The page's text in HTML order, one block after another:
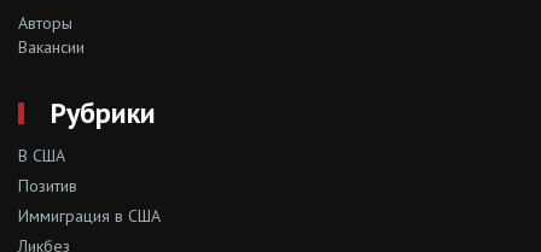
Авторы
Вакансии
Рубрики
В США
Позитив
Иммиграция в США
Ликбез